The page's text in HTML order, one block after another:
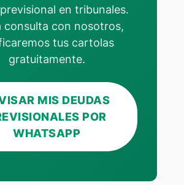
en tribunales.
consulta con nosotros,
tus cartolas
gratuitamente.
MIS DEUDAS
POR
WHATSAPP